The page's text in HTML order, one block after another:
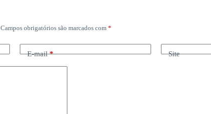
Campos obrigatórios são marcados com *
E-mail* Site